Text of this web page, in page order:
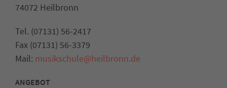
74072 Heilbronn
Tel. (07131) 56-2417
Fax (07131) 56-3379
Mail: musikschule@heilbronn.de
ANGEBOT